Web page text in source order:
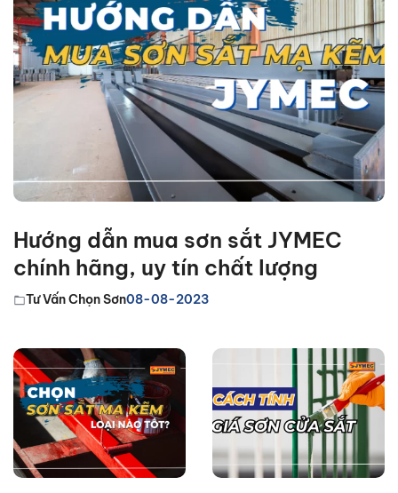
Hướng dẫn mua sơn sắt JYMEC
chính hãng, uy tín chất lượng
Tư Vấn Chọn Sơn08-08-2023